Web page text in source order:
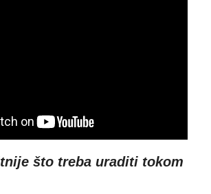
što treba uraditi tokom